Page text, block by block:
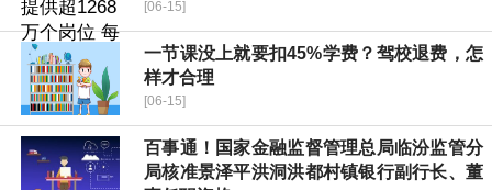
[06-15]
一节课没上就要扣45%学费？驾校退费，怎
样才合理
[06-15]
百事通！国家金融监督管理总局临汾监管分
局核准景泽平洪洞洪都村镇银行副行长、董